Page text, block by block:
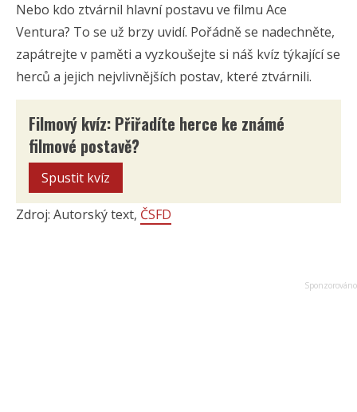
Nebo kdo ztvárnil hlavní postavu ve filmu Ace
Ventura? To se už brzy uvidí. Pořádně se nadechněte,
zapátrejte v paměti a vyzkoušejte si náš kvíz týkající se
herců a jejich nejvlivnějších postav, které ztvárnili.
Filmový kvíz: Přiřadíte herce ke známé
filmové postavě?
Spustit kvíz
Zdroj: Autorský text, ČSFD